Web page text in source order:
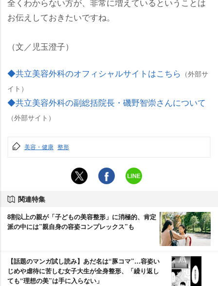
お伝えしておきたいですね。
（文／児玉澄子）
◆共立美容外科のオフィシャルサイトはこちら （外部サ
イト）
◆共立美容外科の副総括院長・磯野智崇さんについて
（外部サイト）
美容・健康 整形
関連特集
8割以上の親が「子どもの美容整形」に消極的、肯定
派の中には”親自身の容姿コンプレックス”も
【話題のマンガ試し読み】あだ名は“豚コマ”…容姿い
じめや虐待に苦しむ女子大生が全身整形、「繰り返し
ても“理想の美”は手に入らない」